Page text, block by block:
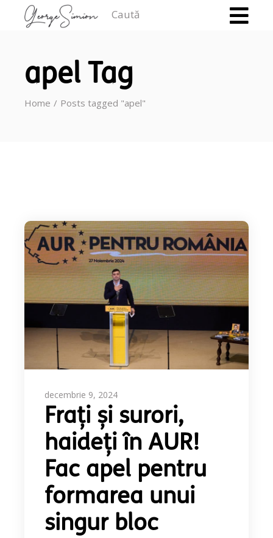
apel Tag
Home Posts tagged "apel"
decembrie 9, 2024
Frați și surori,
haideți în AUR!
Fac apel pentru
formarea unui
singur bloc